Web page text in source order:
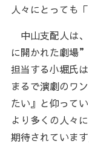
人々にとっても
中山支配人は
に開かれた劇場
担当する小堀氏
まるで演劇のワ
たい』と仰って
より多くの人々
期待されていま